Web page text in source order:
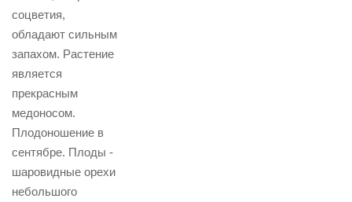
соцветия,
обладают сильным
запахом. Растение
является
прекрасным
медоносом.
Плодоношение в
сентябре. Плоды -
шаровидные орехи
небольшого